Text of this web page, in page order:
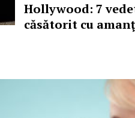
Hollywood: 7
căsătorit cu